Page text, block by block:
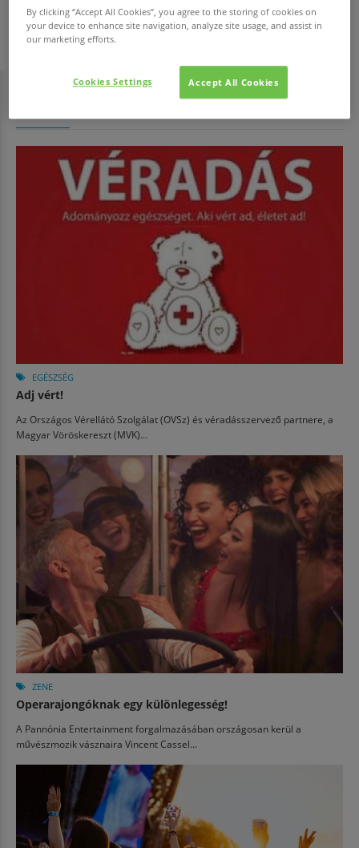
Pierre Salvadori
EGÉSZSÉG
Adj vért!
Az Országos Vérellátó Szolgálat (OVSz) és véradásszervező partnere, a
Magyar Vöröskereszt (MVK)...
ZENE
Operarajongóknak egy különlegesség!
A Pannónia Entertainment forgalmazásában országosan kerül a
művészmozik vásznaira Vincent Cassel...
By clicking “Accept All Cookies”, you agree to the storing of cookies on
your device to enhance site navigation, analyze site usage, and assist in
our marketing efforts.
Accept All Cookies
Cookies Settings